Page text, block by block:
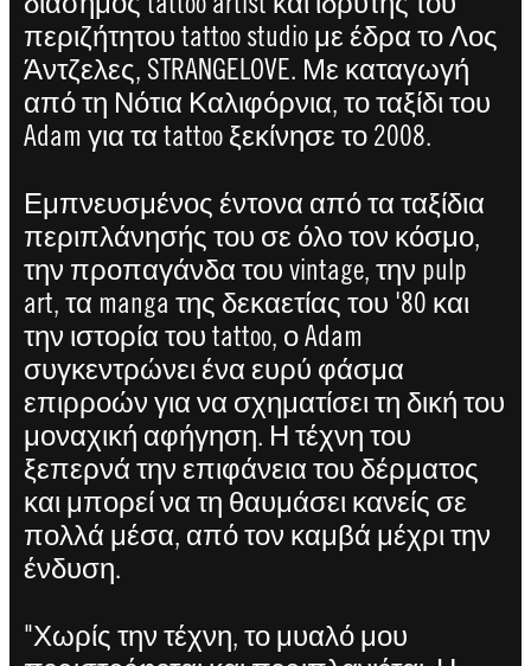
περιζήτητου tattoo studio με έδρα το Λος
Άντζελες, STRANGELOVE. Με καταγωγή
από τη Νότια Καλιφόρνια, το ταξίδι του
Adam για τα tattoo ξεκίνησε το 2008.​
Εμπνευσμένος έντονα από τα ταξίδια
περιπλάνησής του σε όλο τον κόσμο,
την προπαγάνδα του vintage, την pulp
art, τα manga της δεκαετίας του '80 και
την ιστορία του tattoo, ο Adam
συγκεντρώνει ένα ευρύ φάσμα
επιρροών για να σχηματίσει τη δική του
μοναχική αφήγηση. Η τέχνη του
ξεπερνά την επιφάνεια του δέρματος
και μπορεί να τη θαυμάσει κανείς σε
πολλά μέσα, από τον καμβά μέχρι την
ένδυση.
"Χωρίς την τέχνη, το μυαλό μου